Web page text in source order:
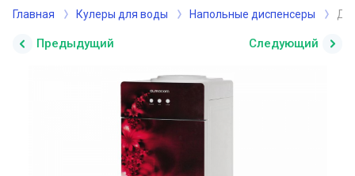
Главная Кулеры для воды Напольные диспенсеры
Предыдущий Следующий